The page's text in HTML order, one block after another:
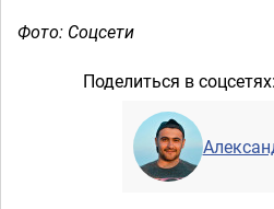
Фото: Соцсети
Поделиться в соцсетях: